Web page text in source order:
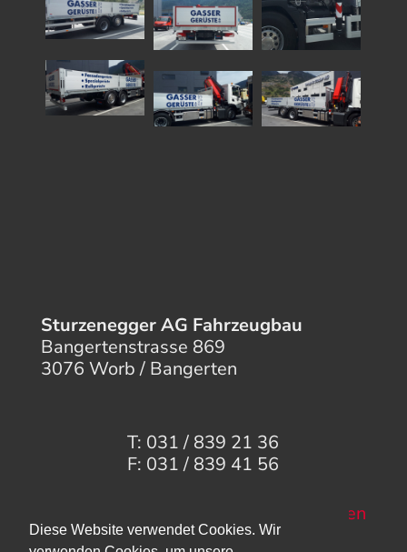
Sturzenegger AG Fahrzeugbau
Bangertenstrasse 869
3076 Worb / Bangerten
T: 031 / 839 21 36
F: 031 / 839 41 56
Mail senden
Diese Website verwendet Cookies. Wir